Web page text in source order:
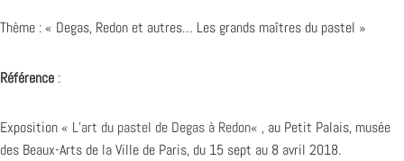
Thème : « Degas, Redon et autres… Les grands maîtres du pastel »
Référence :
Exposition « L’art du pastel de Degas à Redon« , au Petit Palais, musée
des Beaux-Arts de la Ville de Paris, du 15 sept au 8 avril 2018.